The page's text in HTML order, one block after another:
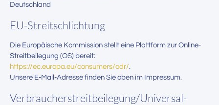
Deutschland
EU-Streitschlichtung
Die Europäische Kommission stellt eine Plattform zur Online-
Streitbeilegung (OS) bereit:
https://ec.europa.eu/consumers/odr/.
Unsere E-Mail-Adresse finden Sie oben im Impressum.
Verbraucher­streit­beilegung/Universal­